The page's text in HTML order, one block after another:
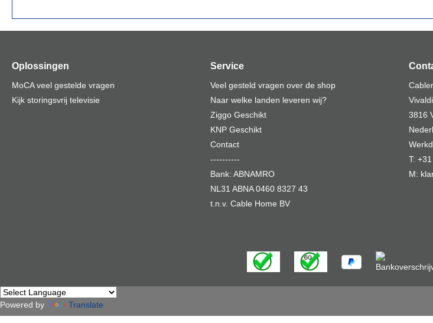
Oplossingen
MoCA veel gestelde vragen
Kijk storingsvrij televisie
Service
Veel gesteld vragen over de shop
Naar welke landen leveren wij?
Ziggo Geschikt
KNP Geschikt
Contact
----------
Bank: ABNAMRO
NL31 ABNA 0460 8327 43
t.n.v. Cable Home BV
3816
T:
M:
Powered by Translate